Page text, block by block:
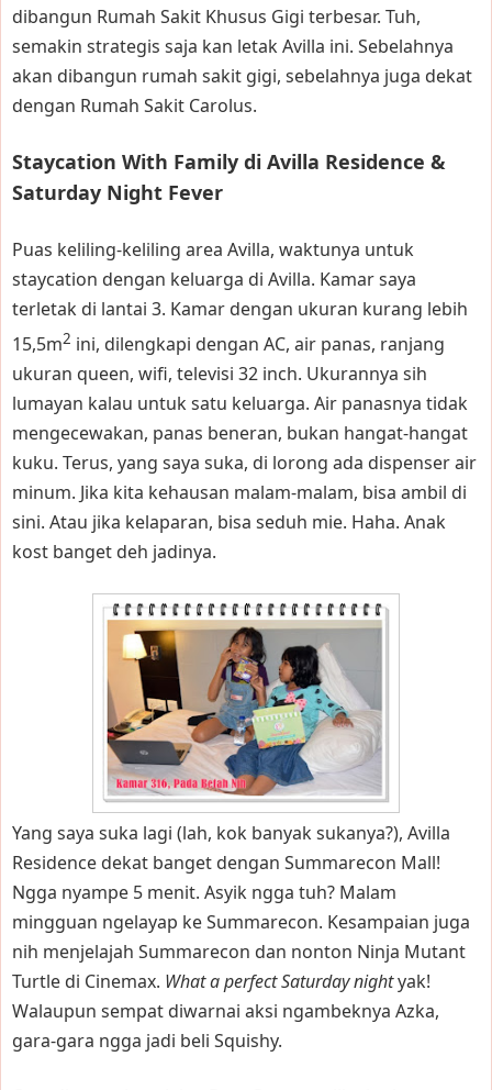
dibangun Rumah Sakit Khusus Gigi terbesar. Tuh,
semakin strategis saja kan letak Avilla ini. Sebelahnya
akan dibangun rumah sakit gigi, sebelahnya juga dekat
dengan Rumah Sakit Carolus.
Staycation With Family di Avilla Residence &
Saturday Night Fever
Puas keliling-keliling area Avilla, waktunya untuk
staycation dengan keluarga di Avilla. Kamar saya
terletak di lantai 3. Kamar dengan ukuran kurang lebih
15,5m2 ini, dilengkapi dengan AC, air panas, ranjang
ukuran queen, wifi, televisi 32 inch. Ukurannya sih
lumayan kalau untuk satu keluarga. Air panasnya tidak
mengecewakan, panas beneran, bukan hangat-hangat
kuku. Terus, yang saya suka, di lorong ada dispenser air
minum. Jika kita kehausan malam-malam, bisa ambil di
sini. Atau jika kelaparan, bisa seduh mie. Haha. Anak
kost banget deh jadinya.
Yang saya suka lagi (lah, kok banyak sukanya?), Avilla
Residence dekat banget dengan Summarecon Mall!
Ngga nyampe 5 menit. Asyik ngga tuh? Malam
mingguan ngelayap ke Summarecon. Kesampaian juga
nih menjelajah Summarecon dan nonton Ninja Mutant
Turtle di Cinemax. What a perfect Saturday nightyak!
Walaupun sempat diwarnai aksi ngambeknya Azka,
gara-gara ngga jadi beli Squishy.